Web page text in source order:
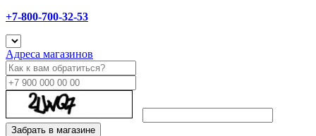
+7-800-700-32-53
Адреса магазинов
Забрать в магазине